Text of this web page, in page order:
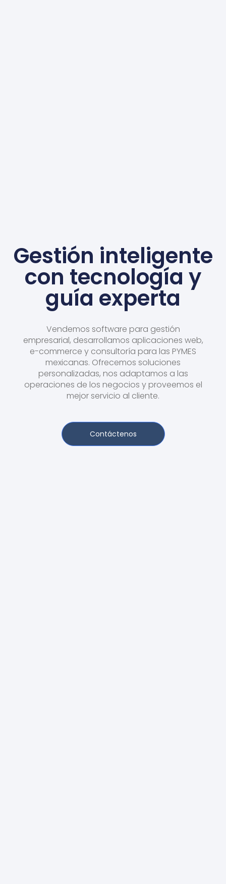
Gestión inteligente
con tecnología y
guía experta
Vendemos software para gestión
empresarial, desarrollamos aplicaciones web,
e-commerce y consultoría para las PYMES
mexicanas. Ofrecemos soluciones
personalizadas, nos adaptamos a las
operaciones de los negocios y proveemos el
mejor servicio al cliente.
Contáctenos